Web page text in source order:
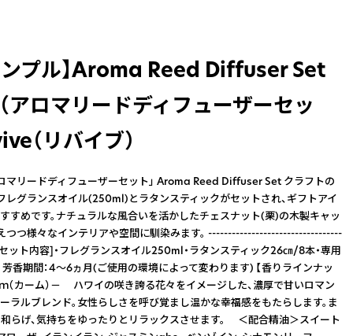
ンプル】Aroma Reed Diffuser Set
アロマリードディフューザーセッ
（リバイブ）
マリードディフューザーセット」 Aroma Reed Diffuser Set クラフトの
レグランスオイル(250ml)とラタンスティックがセットされ、ギフトアイ
すめです。ナチュラルな風合いを活かしたチェスナット(栗)の木製キャッ
つつ様々なインテリアや空間に馴染みます。 ----------------------------------
ト内容]・フレグランスオイル250ml・ラタンスティック26㎝/8本・専用
香期間：4～6ヵ月(ご使用の環境によって変わります) 【香りラインナッ
（カーム）－ ハワイの咲き誇る花々をイメージした、濃厚で甘いロマン
ラルブレンド。女性らしさを呼び覚まし温かな幸福感をもたらします。ま
らげ、気持ちをゆったりとリラックスさせます。 ＜配合精油＞スイート